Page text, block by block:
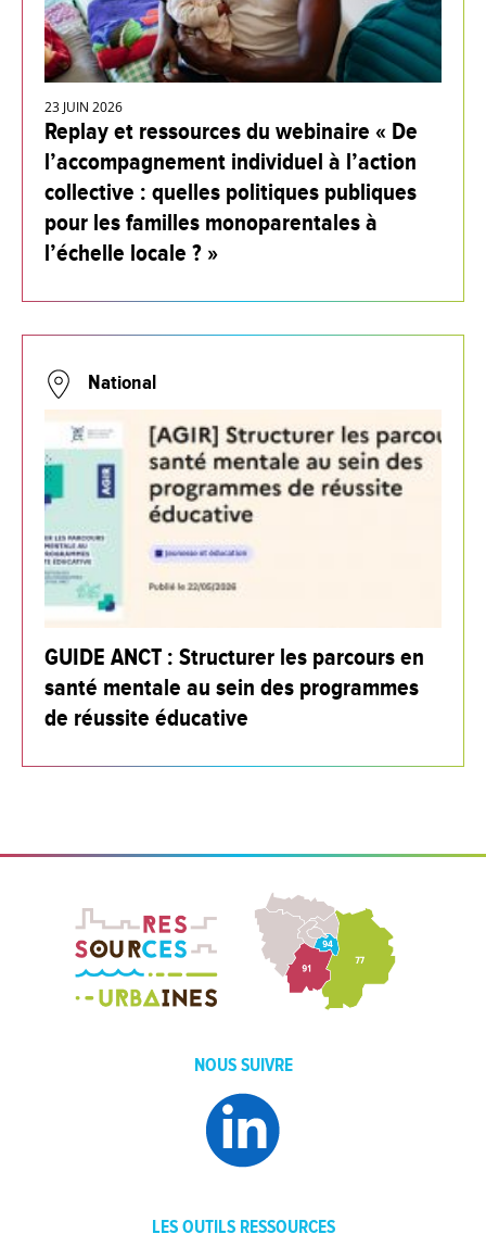
23 JUIN 2026
Replay et ressources du webinaire « De
l’accompagnement individuel à l’action
collective : quelles politiques publiques
pour les familles monoparentales à
l’échelle locale ? »
National
GUIDE ANCT : Structurer les parcours en
santé mentale au sein des programmes
de réussite éducative
NOUS SUIVRE
LES OUTILS RESSOURCES